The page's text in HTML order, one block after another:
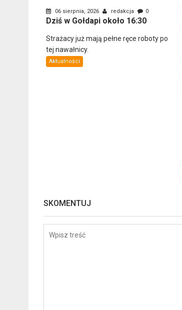
06 sierpnia, 2026 redakcja 0
Dziś w Gołdapi około 16:30
Strażacy już mają pełne ręce roboty po
tej nawałnicy.
Aktualności
SKOMENTUJ